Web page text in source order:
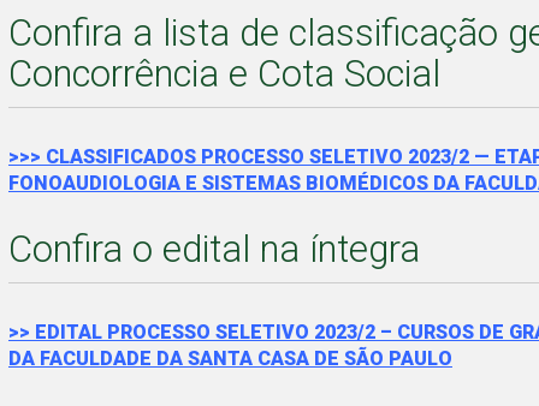
Confira a lista de classificação
Concorrência e Cota Social
>>> CLASSIFICADOS PROCESSO SELETIVO 2023/2 —
FONOAUDIOLOGIA E SISTEMAS BIOMÉDICOS DA
Confira o edital na íntegra
>> EDITAL PROCESSO SELETIVO 2023/2 – CURSOS DE
DA FACULDADE DA SANTA CASA DE SÃO PAULO